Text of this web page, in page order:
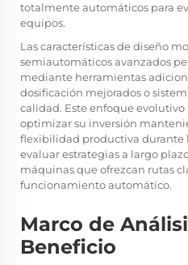
totalmente automáticos para
equipos.
Las características de diseño
semiautomáticos avanzados
mediante herramientas
dosificación mejorados o
calidad. Este enfoque
optimizar su inversión
flexibilidad productiva durante
evaluar estrategias a largo
máquinas que ofrezcan rutas
funcionamiento automático.
Marco de
Beneficio